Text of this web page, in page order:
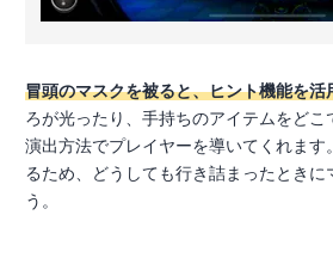
冒頭のマスクを被ると、ヒント機能を活
ろが光ったり、手持ちのアイテムをどこ
演出方法でプレイヤーを導いてくれます
るため、どうしても行き詰まったときに
う。